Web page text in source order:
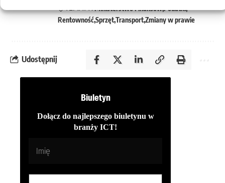
Ministerstwo FinansówPodatki
RentownośćSprzętTransportZmiany w prawie
Udostępnij
Biuletyn
Dołącz do najlepszego biuletynu w
branży ICT!